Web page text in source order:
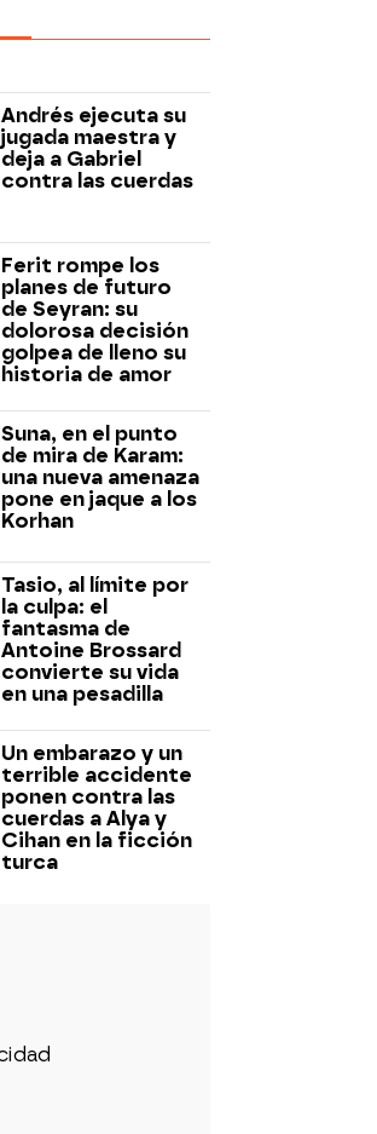
Andrés ejecuta su
jugada maestra y
deja a Gabriel
contra las cuerdas
Ferit rompe los
planes de futuro
de Seyran: su
dolorosa decisión
golpea de lleno su
historia de amor
Suna, en el punto
de mira de Karam:
una nueva amenaza
pone en jaque a los
Korhan
Tasio, al límite por
la culpa: el
fantasma de
Antoine Brossard
convierte su vida
en una pesadilla
Un embarazo y un
terrible accidente
ponen contra las
cuerdas a Alya y
Cihan en la ficción
turca